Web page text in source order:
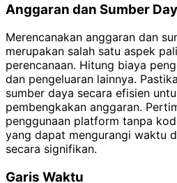
Anggaran dan Sumber
Merencanakan anggaran dan
merupakan salah satu aspek
perencanaan. Hitung biaya
dan pengeluaran lainnya.
sumber daya secara efisien
pembengkakan anggaran.
penggunaan platform tanpa
yang dapat mengurangi waktu
secara signifikan.
Garis Waktu